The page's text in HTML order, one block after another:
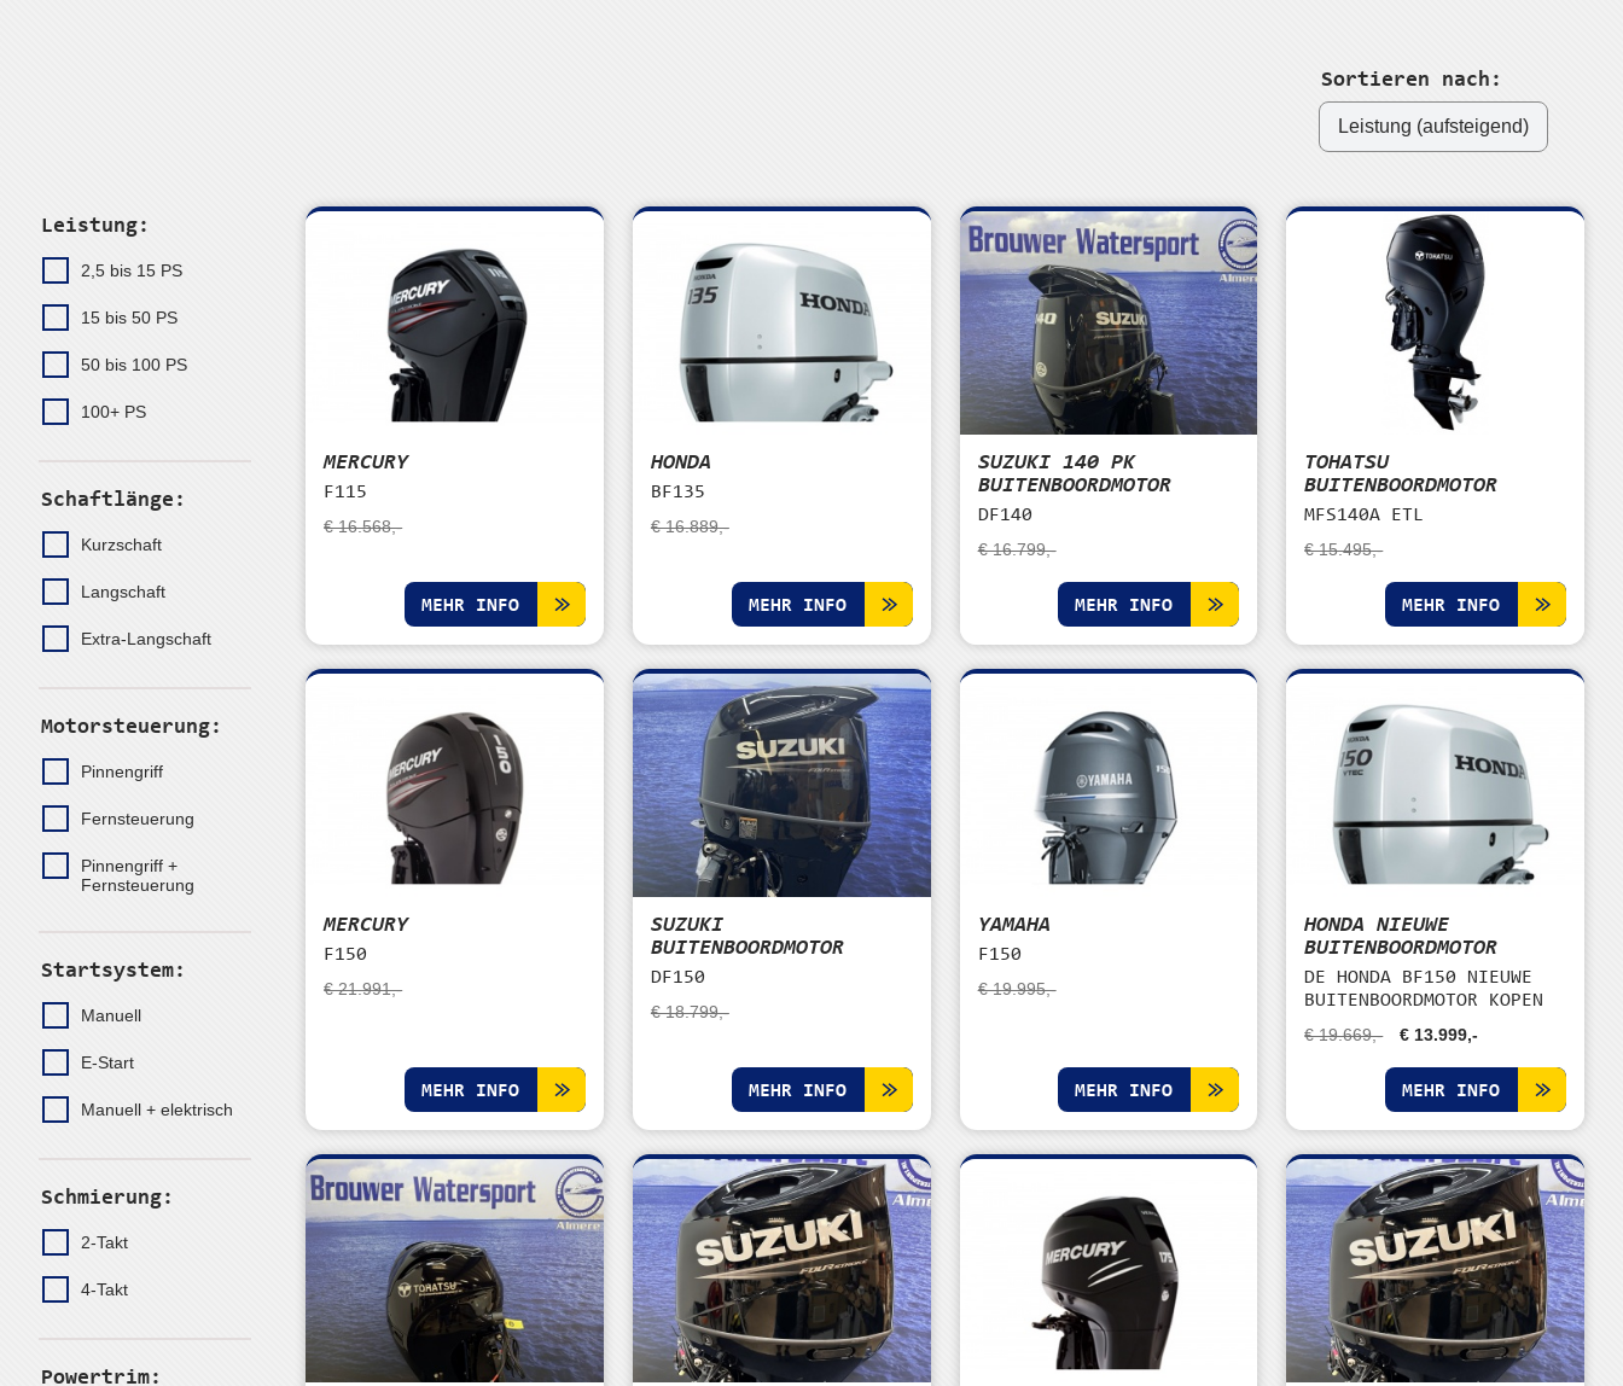
Sortieren nach:
Leistung:
2,5 bis 15 PS
15 bis 50 PS
50 bis 100 PS
100+ PS
Schaftlänge:
Kurzschaft
Langschaft
Extra-Langschaft
Motorsteuerung:
Pinnengriff
Fernsteuerung
Pinnengriff +
Fernsteuerung
Startsystem:
Manuell
E-Start
Manuell + elektrisch
Schmierung:
2-Takt
4-Takt
Powertrim:
MERCURY
F115
€ 16.568,-
MEHR INFO
HONDA
BF135
€ 16.889,-
MEHR INFO
SUZUKI 140 PK
BUITENBOORDMOTOR
DF140
€ 16.799,-
MEHR INFO
TOHATSU
BUITENBOORDMOTOR
MFS140A ETL
€ 15.495,-
MEHR INFO
MERCURY
F150
€ 21.991,-
MEHR INFO
SUZUKI
BUITENBOORDMOTOR
DF150
€ 18.799,-
MEHR INFO
YAMAHA
F150
€ 19.995,-
MEHR INFO
HONDA NIEUWE
BUITENBOORDMOTOR
DE HONDA BF150 NIEUWE
BUITENBOORDMOTOR KOPEN
€ 19.669,-
€ 13.999,-
MEHR INFO